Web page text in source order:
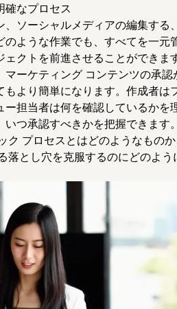
確なプロセス
ソーシャルメディアの編集する
ような作業でも、すべてを一元
クトを前進させることができます
ーケティング コンテンツの承認
より簡単になります。作成者は
担当者は何を確認しているかを
つ承認すべきかを把握できます
ク プロセスとはどのようなもの
落とし穴を克服するのにどのよう